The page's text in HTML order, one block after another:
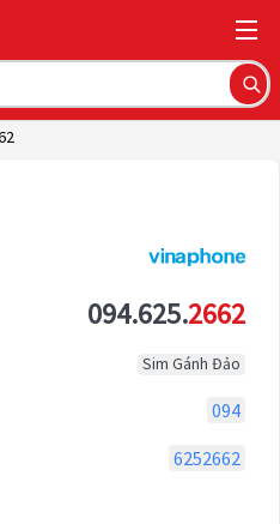
094.625.2662
Sim Gánh Đảo
094
6252662